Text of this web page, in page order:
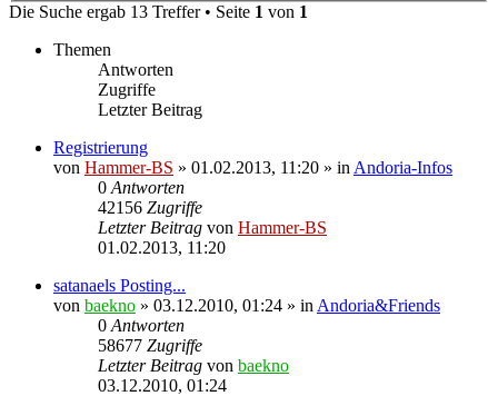
Die Suche ergab 13 Treffer • Seite 1 von 1
Themen
Antworten
Zugriffe
Letzter Beitrag
Registrierung
von Hammer-BS » 01.02.2013, 11:20 » in Andoria-Infos
0 Antworten
42156 Zugriffe
Letzter Beitrag von Hammer-BS
01.02.2013, 11:20
satanaels Posting...
von baekno » 03.12.2010, 01:24 » in Andoria&Friends
0 Antworten
58677 Zugriffe
Letzter Beitrag von baekno
03.12.2010, 01:24